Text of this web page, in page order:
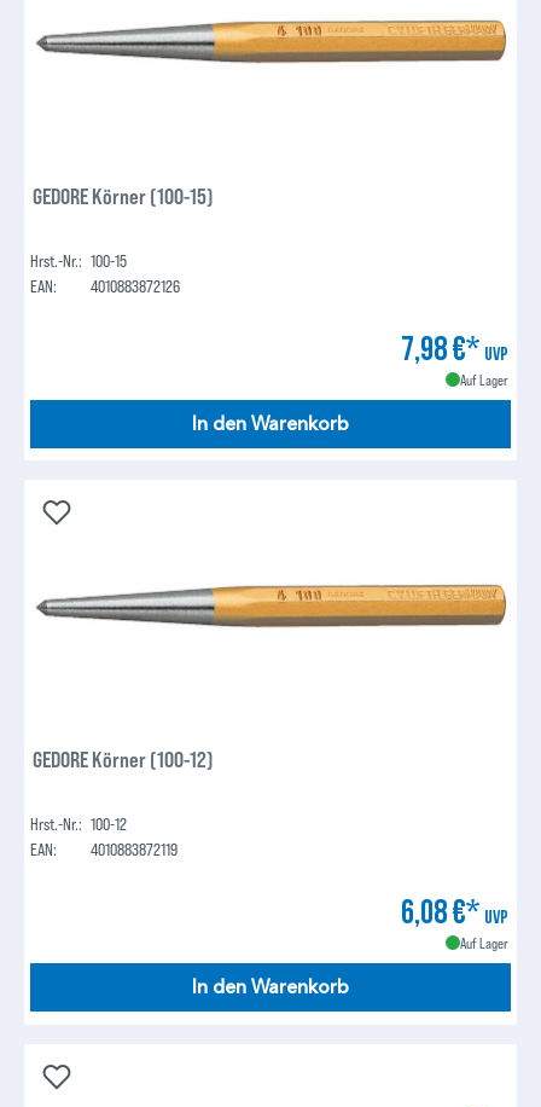
GEDORE Körner (100-15)
Hrst.-Nr.: 100-15
EAN:
4010883872126
7,98 €* UVP
Auf Lager
In den Warenkorb
GEDORE Körner (100-12)
Hrst.-Nr.: 100-12
EAN:
4010883872119
6,08 €* UVP
Auf Lager
In den Warenkorb